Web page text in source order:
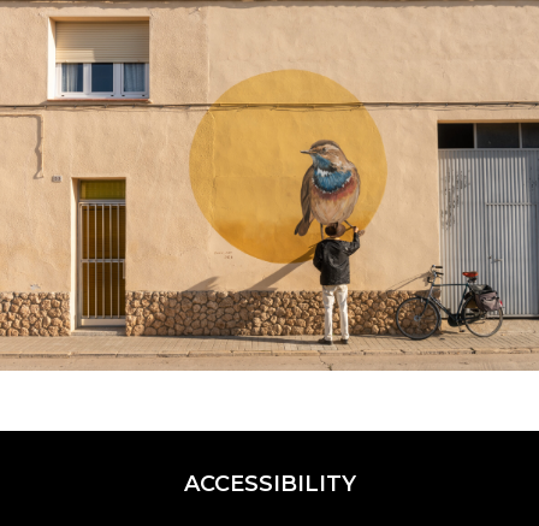
ACCESSIBILITY